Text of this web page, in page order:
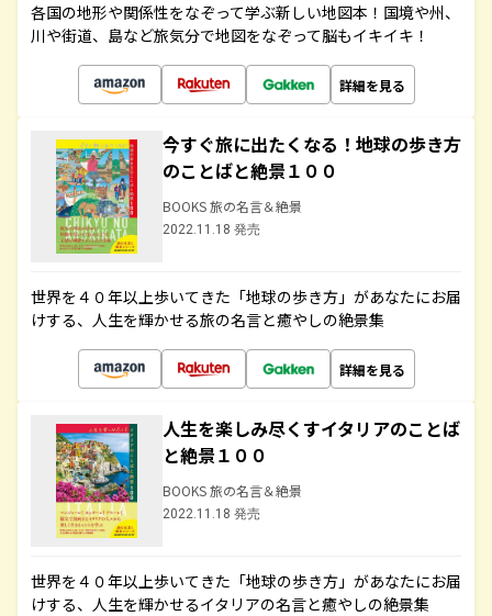
各国の地形や関係性をなぞって学ぶ新しい地図本！国境や州、
川や街道、島など旅気分で地図をなぞって脳もイキイキ！
詳細を見る
今すぐ旅に出たくなる！地球の歩き方
のことばと絶景１００
BOOKS 旅の名言＆絶景
2022.11.18 発売
世界を４０年以上歩いてきた「地球の歩き方」があなたにお届
けする、人生を輝かせる旅の名言と癒やしの絶景集
詳細を見る
人生を楽しみ尽くすイタリアのことば
と絶景１００
BOOKS 旅の名言＆絶景
2022.11.18 発売
世界を４０年以上歩いてきた「地球の歩き方」があなたにお届
けする、人生を輝かせるイタリアの名言と癒やしの絶景集